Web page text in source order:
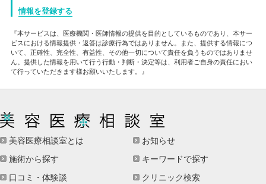
情報を登録する
『本サービスは、医療機関・医師情報の提供を目的としているものであり、本サー
ビスにおける情報提供・返答は診療行為ではありません。また、提供する情報につ
いて、正確性、完全性、有益性、その他一切について責任を負うものではありませ
ん。提供した情報を用いて行う行動・判断・決定等は、利用者ご自身の責任におい
て行っていただきます様お願いいたします。』
美容医療相談室とは
お知らせ
施術から探す
キーワードで探す
口コミ・体験談
クリニック検索